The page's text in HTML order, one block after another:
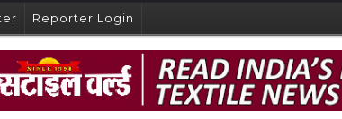
Reporter Login